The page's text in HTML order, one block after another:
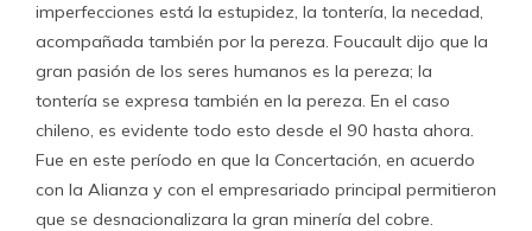
imperfecciones está la estupidez, la tontería, la necedad,
acompañada también por la pereza. Foucault dijo que la
gran pasión de los seres humanos es la pereza; la
tontería se expresa también en la pereza. En el caso
chileno, es evidente todo esto desde el 90 hasta ahora.
Fue en este período en que la Concertación, en acuerdo
con la Alianza y con el empresariado principal permitieron
que se desnacionalizara la gran minería del cobre.